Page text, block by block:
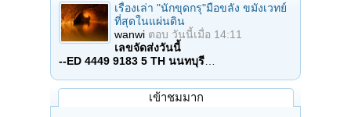
เรื่องเล่า "นักขุดกรุ"มือขลัง ขมังเวทย์
ที่สุดในแผ่นดิน
wanwi ตอบ วันนี้เมื่อ 14:11
เลขจัดส่งวันนี้
--ED 4449 9183 5 TH นนทบุรี
เข้าชมมาก